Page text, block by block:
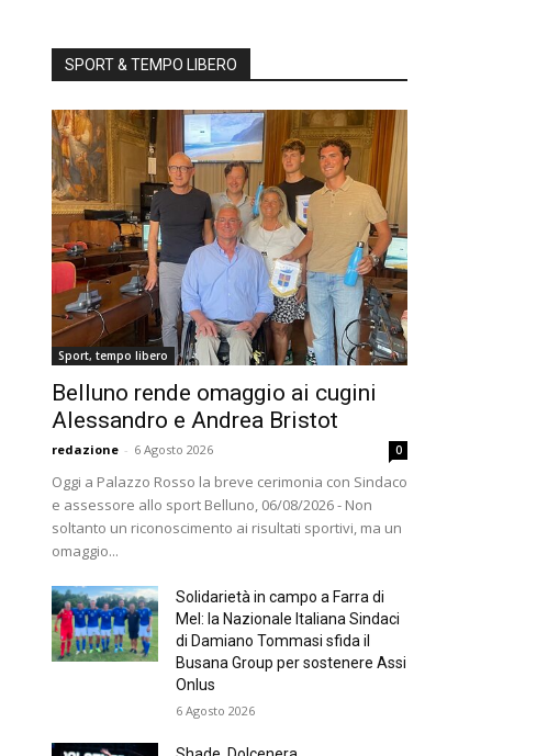
SPORT & TEMPO LIBERO
Sport, tempo libero
Belluno rende omaggio ai cugini
Alessandro e Andrea Bristot
redazione - 6 Agosto 2026 0
Oggi a Palazzo Rosso la breve cerimonia con Sindaco
e assessore allo sport Belluno, 06/08/2026 - Non
soltanto un riconoscimento ai risultati sportivi, ma un
omaggio...
Solidarietà in campo a Farra di
Mel: la Nazionale Italiana Sindaci
di Damiano Tommasi sfida il
Busana Group per sostenere Assi
Onlus
6 Agosto 2026